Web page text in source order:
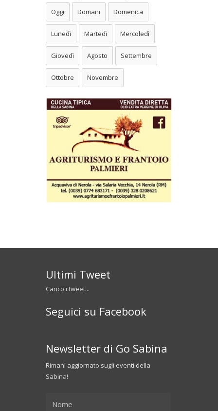
Oggi Domani Domenica
Lunedì Martedì Mercoledì
Giovedì Agosto Settembre
Ottobre Novembre
Ultimi Tweet
Carico i tweet...
Seguici su Facebook
Newsletter di Go Sabina
Rimani aggiornato sugli eventi della
Sabina!